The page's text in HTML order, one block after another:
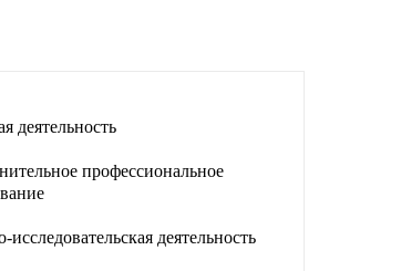
деятельность
профессиональное
исследовательская деятельность